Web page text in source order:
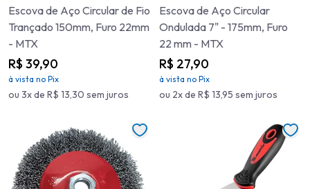
Escova de Aço Circular de Fio
Trançado 150mm, Furo 22mm
- MTX
R$ 39,90
à vista no Pix
ou 3x de R$ 13,30 sem juros
Escova de Aço Circular
Ondulada 7" - 175mm, Furo
22 mm - MTX
R$ 27,90
à vista no Pix
ou 2x de R$ 13,95 sem juros